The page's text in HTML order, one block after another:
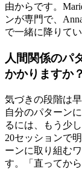
由からです。
ンが専門で、
で一緒に降りてい
人間関係のパ
かかりますか？
気づきの段階は
自分のパターン
るには、もう少
20セッションで
ーンに取り組む
す。「直ってか